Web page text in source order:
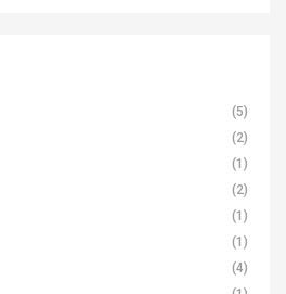
(5)
(2)
(1)
(2)
(1)
(1)
(4)